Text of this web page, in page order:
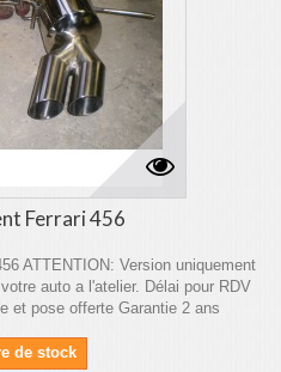
Ferrari 456
ATTENTION: Version uniquement
auto a l'atelier. Délai pour RDV
et pose offerte Garantie 2 ans
de stock